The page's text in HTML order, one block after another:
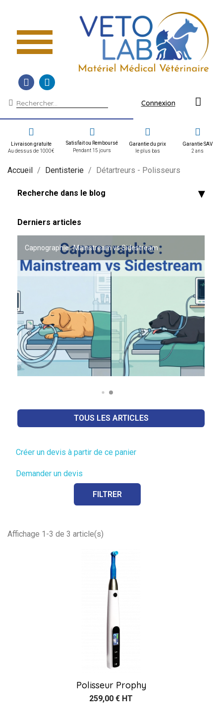
Connexion
Livraison gratuite
Au dessus de 1000€
Satisfait ou Remboursé
Pendant 15 jours
Garantie du prix
le plus bas
Garantie SAV
2 ans
Accueil Dentisterie Détartreurs - Polisseurs
Recherche dans le blog
Derniers articles
Capnographie : Mainstream vs Sidestream OFFRE PARTENAIRE VETO LAB x ACADOMVET
TOUS LES ARTICLES
Créer un devis à partir de ce panier
Demander un devis
FILTRER
Affichage 1-3 de 3 article(s)
Polisseur Prophy
259,00 € HT